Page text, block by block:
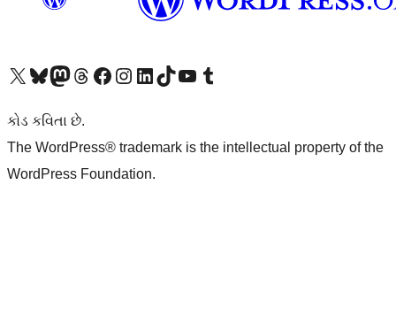
અમારા X (અગાઉ ટ્વિટર) એકાઉન્ટની મુલાકાત લોઅમારા Bluesky એકાઉન્ટની મુલાકાત લોઅમારા માસ્ટોડોન એકાઉન્ટની મુલાકાત લોઅમારા Threads એકાઉન્ટની મુલાકાત લો અમારા ફેસબુક પેજની મુલાકાત લોઅમારા ઇન્સ્ટાગ્રામ એકાઉન્ટની મુલાકાત લો અમારા LinkedIn એકાઉન્ટની મુલાકાત લોઅમારા TikTok એકાઉન્ટની મુલાકાત લોઅમારી YouTube ચેનલની મુલાકાત લો અમારા Tumblr એકાઉન્ટની મુલાકાત લો
કોડ કવિતા છે.
The WordPress® trademark is the intellectual property of the
WordPress Foundation.